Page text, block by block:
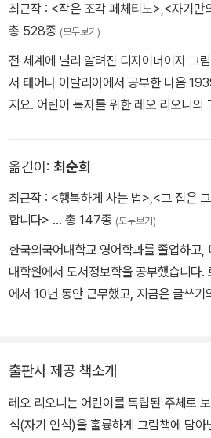
을 잊고 행복해한다.
최근작 : <작은 조각 페체티노>,<자기만
총 528종 (모두보기)
전 세계에 널리 알려진 디자이너이자 그
서 태어나 이탈리아에서 공부한 다음
지요. 어린이 독자를 위한 레오 리오니의
조각 페체티노》는 레오 리오니의 첫 그림
이나 매력적이지만 한동안 구하기 힘들
요청 덕분에 다시 출간하게 되었어요. 〈시
세상을 떠났습니다.
옮긴이: 최순희
최근작 : <행복하게 사는 법>,<그 집은
합니다> … 총 147종 (모두보기)
한국외국어대학교 영어학과를 졸업하고,
대학원에서 도서정보학을 공부했습니다.
에서 10년 동안 근무했고, 지금은 글쓰기
아』, 『프레드릭』, 『시간의 주름』 등이 있습
출판사 제공 책소개
레오 리오니는 어린이를 독립된 주체로
식(자기 인식)을 훌륭하게 그림책에 담아